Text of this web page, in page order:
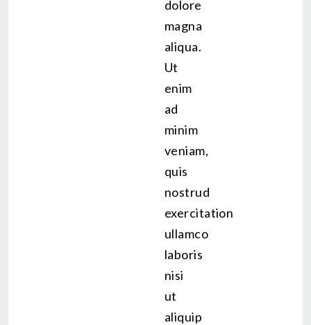
dolore
magna
aliqua.
Ut
enim
ad
minim
veniam,
quis
nostrud
exercitation
ullamco
laboris
nisi
ut
aliquip